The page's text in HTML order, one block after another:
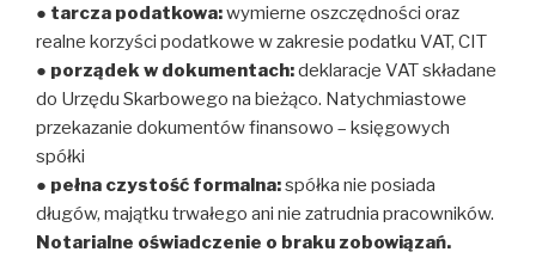
● tarcza podatkowa:wymierne oszczędności oraz
realne korzyści podatkowe w zakresie podatku VAT, CIT
● porządek w dokumentach:deklaracje VAT składane
do Urzędu Skarbowego na bieżąco. Natychmiastowe
przekazanie dokumentów finansowo – księgowych
spółki
● pełna czystość formalna:spółka nie posiada
długów, majątku trwałego ani nie zatrudnia pracowników.
Notarialne oświadczenie o braku zobowiązań.